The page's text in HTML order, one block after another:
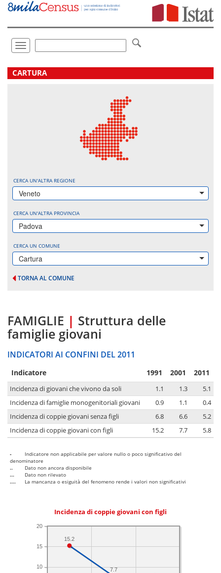
Vai
direttamente
Toggle
navigation
.
CARTURA
CERCA UN'ALTRA REGIONE
Veneto
CERCA UN'ALTRA PROVINCIA
Padova
CERCA UN COMUNE
Cartura
TORNA AL COMUNE
FAMIGLIE | Struttura delle
famiglie giovani
INDICATORI AI CONFINI DEL 2011
Indicatore 1991 2001 2011
Incidenza di giovani che vivono da soli 1.1 1.3
5.1
Incidenza di famiglie monogenitoriali giovani
0.9 1.1
0.4
Incidenza di coppie giovani senza figli
6.8 6.6
5.2
Incidenza di coppie giovani con figli
15.2 7.7 5.8
-
Indicatore non applicabile per valore nullo o poco significativo del
denominatore
..
Dato non ancora disponibile
...
Dato non rilevato
....
La mancanza o esiguità del fenomeno rende i valori non significativi
Incidenza di coppie giovani con figli
10
15
20
7.7
15.2